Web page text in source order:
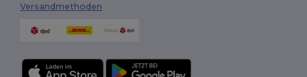
Versandmethoden